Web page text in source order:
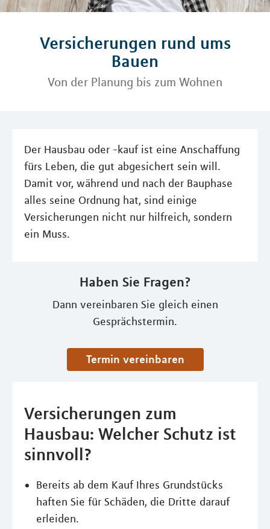
Versicherungen rund ums
Bauen
Von der Planung bis zum Wohnen
Der Hausbau oder -kauf ist eine Anschaffung
fürs Leben, die gut abgesichert sein will.
Damit vor, während und nach der Bauphase
alles seine Ordnung hat, sind einige
Versicherungen nicht nur hilfreich, sondern
ein Muss.
Haben Sie Fragen?
Dann vereinbaren Sie gleich einen
Gesprächstermin.
Termin vereinbaren
Versicherungen zum
Hausbau: Welcher Schutz ist
sinnvoll?
Bereits ab dem Kauf Ihres Grundstücks
haften Sie für Schäden, die Dritte darauf
erleiden.